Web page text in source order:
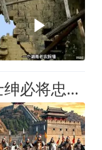
南明联虏平寇的本质：地主士绅必将忠诚于自己的阶级